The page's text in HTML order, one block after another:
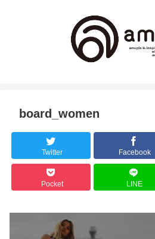
board_women
Twitter Facebook
Pocket LINE